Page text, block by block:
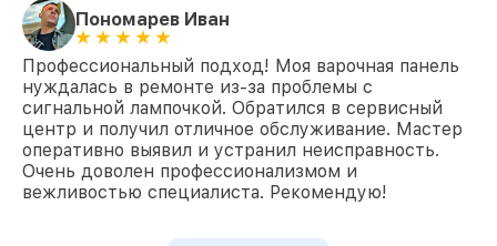
Пономарев Иван
Профессиональный подход! Моя варочная панель
нуждалась в ремонте из-за проблемы с
сигнальной лампочкой. Обратился в сервисный
центр и получил отличное обслуживание. Мастер
оперативно выявил и устранил неисправность.
Очень доволен профессионализмом и
вежливостью специалиста. Рекомендую!